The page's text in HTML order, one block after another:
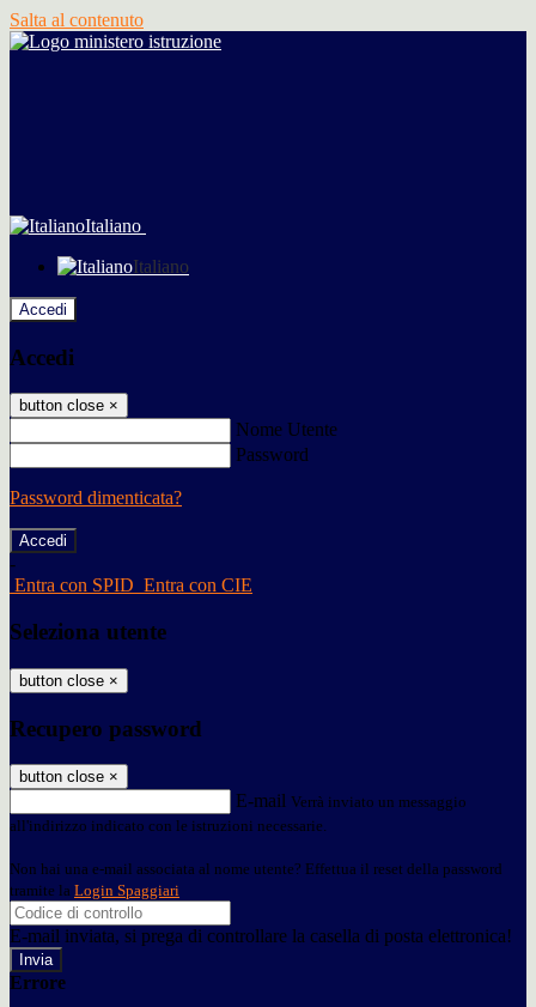
Salta al contenuto
Italiano
Italiano
Accedi
Accedi
button close ×
Nome Utente
Password
Password dimenticata?
-
Entra con SPID Entra con CIE
Seleziona utente
button close ×
Recupero password
button close ×
E-mail Verrà inviato un messaggio
all'indirizzo indicato con le istruzioni necessarie.
Non hai una e-mail associata al nome utente? Effettua il reset della password
tramite la Login Spaggiari
E-mail inviata, si prega di controllare la casella di posta elettronica!
Errore